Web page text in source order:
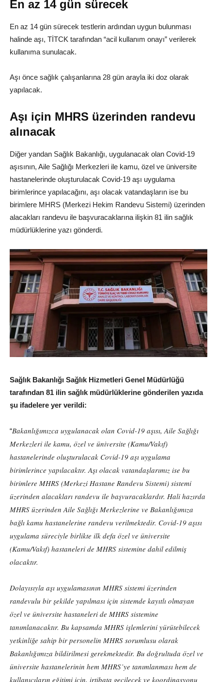
En az 14 gün sürecek
En az 14 gün sürecek testlerin ardından uygun bulunması
halinde aşı, TİTCK tarafından “acil kullanım onayı” verilerek
kullanıma sunulacak.
Aşı önce sağlık çalışanlarına 28 gün arayla iki doz olarak
yapılacak.
Aşı için MHRS üzerinden randevu
alınacak
Diğer yandan Sağlık Bakanlığı, uygulanacak olan Covid-19
aşısının, Aile Sağlığı Merkezleri ile kamu, özel ve üniversite
hastanelerinde oluşturulacak Covid-19 aşı uygulama
birimlerince yapılacağını, aşı olacak vatandaşların ise bu
birimlere MHRS (Merkezi Hekim Randevu Sistemi) üzerinden
alacakları randevu ile başvuracaklarına ilişkin 81 ilin sağlık
müdürlüklerine yazı gönderdi.
Sağlık Bakanlığı Sağlık Hizmetleri Genel Müdürlüğü
tarafından 81 ilin sağlık müdürlüklerine gönderilen yazıda
şu ifadelere yer verildi:
“Bakanlığımızca uygulanacak olan Covid-19 aşısı, Aile Sağlığı
Merkezleri ile kamu, özel ve üniversite (Kamu/Vakıf)
hastanelerinde oluşturulacak Covid-19 aşı uygulama
birimlerince yapılacaktır. Aşı olacak vatandaşlarımız ise bu
birimlere MHRS (Merkezi Hastane Randevu Sistemi) sistemi
üzerinden alacakları randevu ile başvuracaklardır. Hali hazırda
MHRS üzerinden Aile Sağlığı Merkezlerine ve Bakanlığımıza
bağlı kamu hastanelerine randevu verilmektedir. Covid-19 aşısı
uygulama süreciyle birlikte ilk defa özel ve üniversite
(Kamu/Vakıf) hastaneleri de MHRS sistemine dahil edilmiş
olacaktır.
Dolayısıyla aşı uygulamasının MHRS sistemi üzerinden
randevulu bir şekilde yapılması için sistemde kayıtlı olmayan
özel ve üniversite hastaneleri de MHRS sistemine
tanımlanacaktır. Bu kapsamda MHRS işlemlerini yürütebilecek
yetkinliğe sahip bir personelin MHRS sorumlusu olarak
Bakanlığımıza bildirilmesi gerekmektedir. Bu doğrultuda özel ve
üniversite hastanelerinin hem MHRS’ye tanımlanması hem de
kullanıcıların eğitimi için, irtibata geçilecek ve koordinasyonu